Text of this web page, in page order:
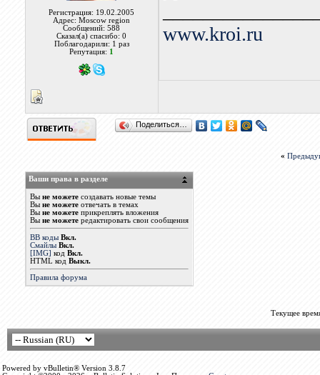
Регистрация: 19.02.2005
Адрес: Moscow region
Сообщений: 588
Сказал(а) спасибо: 0
Поблагодарили: 1 раз
Репутация: 1
www.kroi.ru
Поделиться…
«
Ваши права в разделе
Вы не можетесоздавать новые темы
Вы не можетеотвечать в темах
Вы не можетеприкреплять вложения
Вы не можетередактировать свои сообщения
BB коды Вкл.
Смайлы Вкл.
[IMG] код Вкл.
HTML код Выкл.
Правила форума
Текущее
Powered by vBulletin® Version 3.8.7